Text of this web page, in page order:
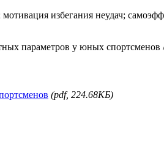
избегания неудач;
параметров у юных спортсменов
(pdf, 224.68КБ)